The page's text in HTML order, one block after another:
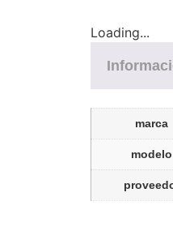
Loading...
marca
modelo